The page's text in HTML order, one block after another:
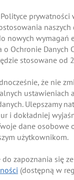
prywatności
naszych
nowych wymagań
o Ochronie Danych
stosowane od
że nie
ustawieniach
Ulepszamy
i dokładniej
dane osobowe
użytkownikom.
do zapoznania się
(dostępną w